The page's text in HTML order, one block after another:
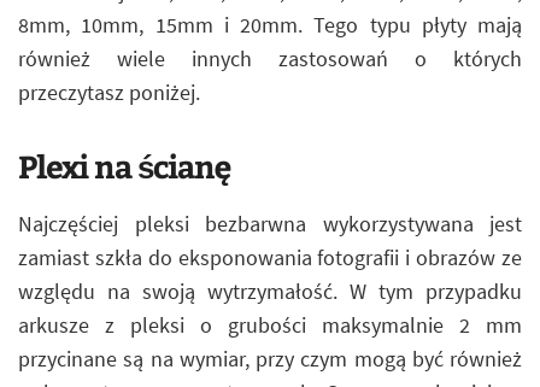
8mm, 10mm, 15mm i 20mm. Tego typu płyty mają
również wiele innych zastosowań o których
przeczytasz poniżej.
Plexi na ścianę
Najczęściej pleksi bezbarwna wykorzystywana jest
zamiast szkła do eksponowania fotografii i obrazów ze
względu na swoją wytrzymałość. W tym przypadku
arkusze z pleksi o grubości maksymalnie 2 mm
przycinane są na wymiar, przy czym mogą być również